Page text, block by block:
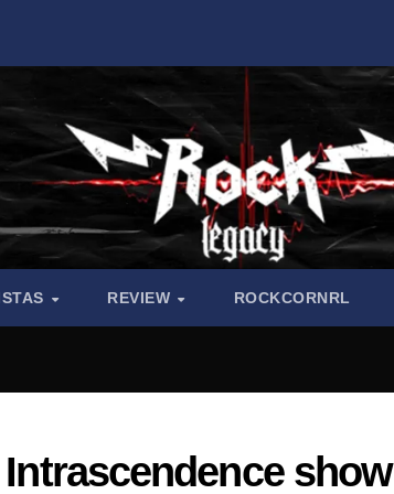
REVIEW ROCKCORNRL
show